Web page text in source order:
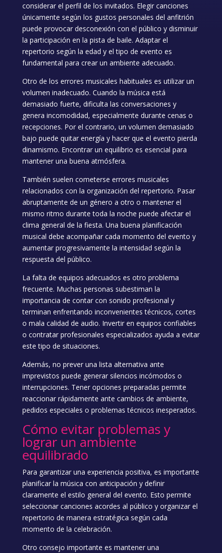
considerar el perfil de los invitados. Elegir canciones
únicamente según los gustos personales del anfitrión
puede provocar desconexión con el público y disminuir
la participación en la pista de baile. Adaptar el
repertorio según la edad y el tipo de evento es
fundamental para crear un ambiente adecuado.
Otro de los errores musicales habituales es utilizar un
volumen inadecuado. Cuando la música está
demasiado fuerte, dificulta las conversaciones y
genera incomodidad, especialmente durante cenas o
recepciones. Por el contrario, un volumen demasiado
bajo puede quitar energía y hacer que el evento pierda
dinamismo. Encontrar un equilibrio es esencial para
mantener una buena atmósfera.
También suelen cometerse errores musicales
relacionados con la organización del repertorio. Pasar
abruptamente de un género a otro o mantener el
mismo ritmo durante toda la noche puede afectar el
clima general de la fiesta. Una buena planificación
musical debe acompañar cada momento del evento y
aumentar progresivamente la intensidad según la
respuesta del público.
La falta de equipos adecuados es otro problema
frecuente. Muchas personas subestiman la
importancia de contar con sonido profesional y
terminan enfrentando inconvenientes técnicos, cortes
o mala calidad de audio. Invertir en equipos confiables
o contratar profesionales especializados ayuda a evitar
este tipo de situaciones.
Además, no prever una lista alternativa ante
imprevistos puede generar silencios incómodos o
interrupciones. Tener opciones preparadas permite
reaccionar rápidamente ante cambios de ambiente,
pedidos especiales o problemas técnicos inesperados.
Cómo evitar problemas y
lograr un ambiente
equilibrado
Para garantizar una experiencia positiva, es importante
planificar la música con anticipación y definir
claramente el estilo general del evento. Esto permite
seleccionar canciones acordes al público y organizar el
repertorio de manera estratégica según cada
momento de la celebración.
Otro consejo importante es mantener una